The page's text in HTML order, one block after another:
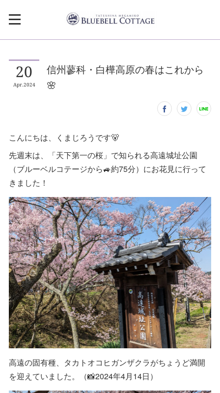
20
Apr 2024
信州蓼科・白樺高原の春はこれから
🌸
こんにちは、くまじろうです🐻
先週末は、「天下第一の桜」で知られる高遠城址公園
（ブルーベルコテージから🚙約75分）にお花見に行って
きました！
高遠の固有種、タカトオコヒガンザクラがちょうど満開
を迎えていました。（📸2024年4月14日）